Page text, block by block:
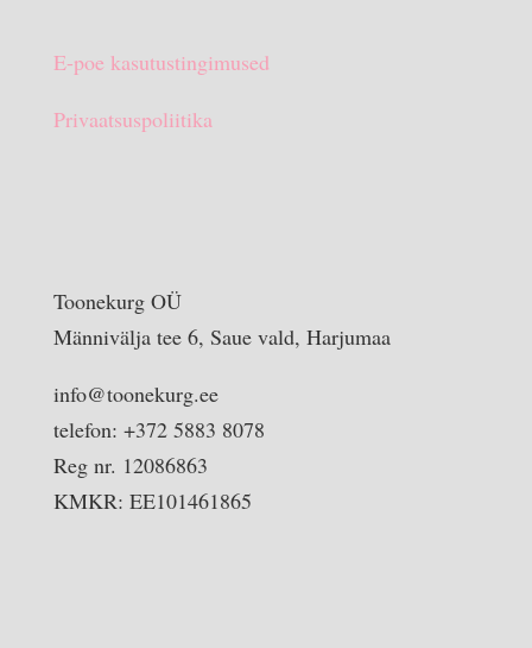
E-poe kasutustingimused
Privaatsuspoliitika
Toonekurg OÜ
Männivälja tee 6, Saue vald, Harjumaa
info@toonekurg.ee
telefon: +372 5883 8078
Reg nr. 12086863
KMKR: EE101461865